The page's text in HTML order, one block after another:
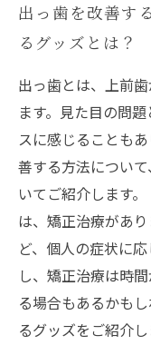
出っ歯を改善す
るグッズとは？
出っ歯とは、上前
ます。見た目の問
スに感じることも
善する方法につい
いてご紹介します
は、矯正治療があ
ど、個人の症状に
し、矯正治療は時
る場合もあるかも
るグッズをご紹介